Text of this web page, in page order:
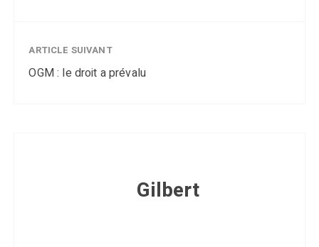
ARTICLE SUIVANT
OGM : le droit a prévalu
Gilbert